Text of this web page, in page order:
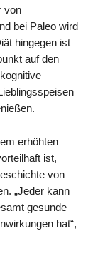
von
bei Paleo wird
hingegen ist
auf den
erhöhten
ist,
von
„Jeder kann
gesunde
hat“,